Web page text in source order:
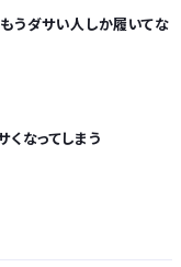
うダサい人しか履いてな
くなってしまう